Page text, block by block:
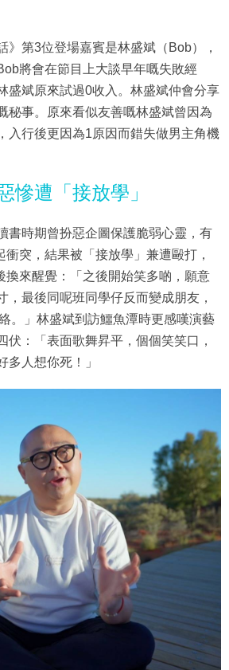
》第3位登場嘉賓是林盛斌（Bob），
將會在節目上大談早年嘅失敗經
盛斌原來試過0收入。林盛斌仲會分享
秘事。原來看似友善嘅林盛斌曾因為
入行後更因為1原因而錯失做男主角機
慘遭「接放學」
書時期曾扮惡企圖保護脆弱心靈，有
突，結果被「接放學」兼遭毆打，
換來醒覺：「之後開始笑多啲，願意
，最後同呢班同學仔反而變成朋友，
。」林盛斌到訪鱷魚潭時更感嘆演藝
伏：「表面歌舞昇平，個個笑笑口，
多人想你死！」